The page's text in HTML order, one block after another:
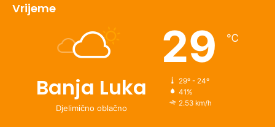
Vrijeme
Banja Luka
Djelimično oblačno
29 ℃
29º - 24º
41%
2.53 km/h